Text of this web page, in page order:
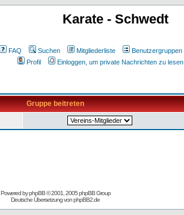
Karate - Schwedt
FAQ Suchen Mitgliederliste Benutzergruppen
Profil
Einloggen, um private Nachrichten zu lesen
Gruppe beitreten
Powered byphpBB© 2001, 2005 phpBB Group
Deutsche Übersetzung vonphpBB2.de